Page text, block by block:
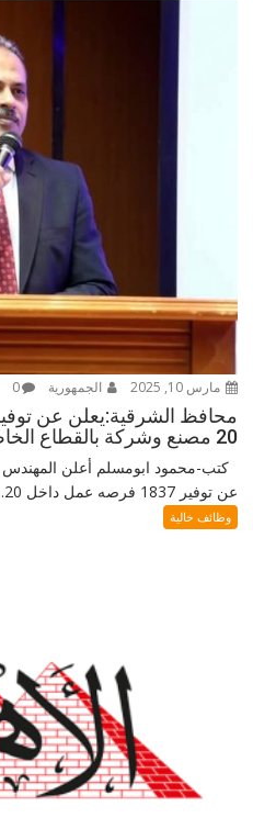
مارس 10, 2025 الجمهورية 0
20 مصنع وشركة بالقطاع الخاص
كتب-محمود ابومسلم أعلن
عن توفير 1837 فرصه عمل داخل 20...
وظائف خالية